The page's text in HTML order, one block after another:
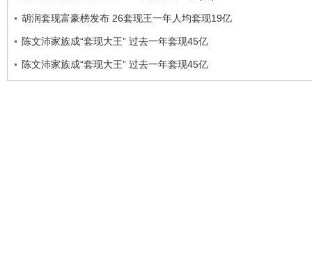
胡润套现富豪榜发布 26套现王一年人均套现19亿
陈文沛家族成“套现大王” 过去一年套现45亿
陈文沛家族成“套现大王” 过去一年套现45亿